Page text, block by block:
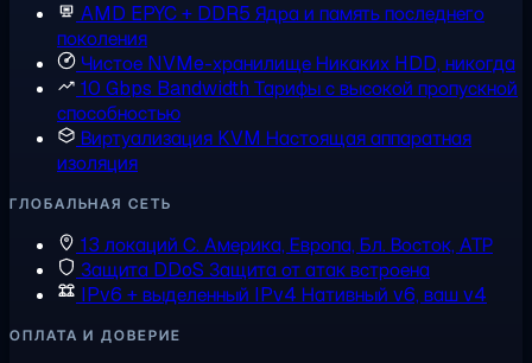
AMD EPYC + DDR5 Ядра и память последнего
поколения
Чистое NVMe-хранилищеНикаких HDD, никогда
10 Gbps Bandwidth Тарифы с высокой пропускной
способностью
Виртуализация KVM Настоящая аппаратная
изоляция
ГЛОБАЛЬНАЯ СЕТЬ
13 локаций С. Америка, Европа, Бл. Восток, АТР
Защита DDoS Защита от атак встроена
IPv6 + выделенный IPv4 Нативный v6, ваш v4
ОПЛАТА И ДОВЕРИЕ